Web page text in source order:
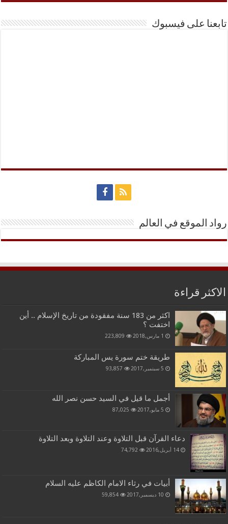
تابعنا على فيسبوك
رواد الموقع في العالم
الاكثر قراءة
اكثر من 183 سنة مفقودة من تاريخ الإسلام .. أين
اختفت ؟
1 مارس,2018 223,809
طريقة ختم سورة يس المباركة
5 سبتمبر,2017 93,857
أجمل ما قيل في السيد حسن نصر الله
5 مايو,2017 87,025
دعاء القرآن قبل التلاوة وعند التلاوة وبعد التلاوة
14 أبريل,2016 74,792
أبيات في رثاء الامام الكاظم عليه السلام
10 ديسمبر,2017 59,854